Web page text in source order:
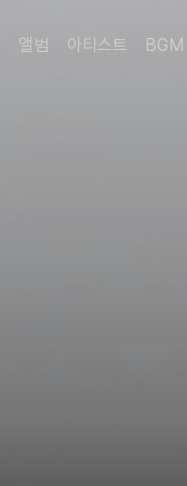
앨범 아티스트 BGM